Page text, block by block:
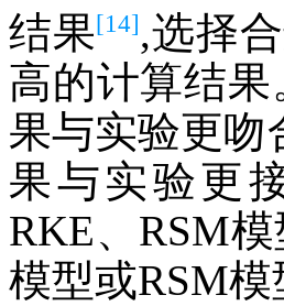
结果[14],选择
高的计算结
果与实验更吻
果与实验更
RKE、RSM
模型或RSM